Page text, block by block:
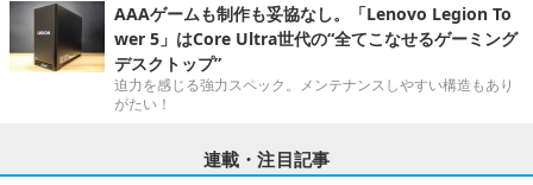
AAAゲームも制作も妥協なし。「Lenovo Legion To
wer 5」はCore Ultra世代の“全てこなせるゲーミング
デスクトップ”
迫力を感じる強力スペック。メンテナンスしやすい構造もあり
がたい！
連載・注目記事